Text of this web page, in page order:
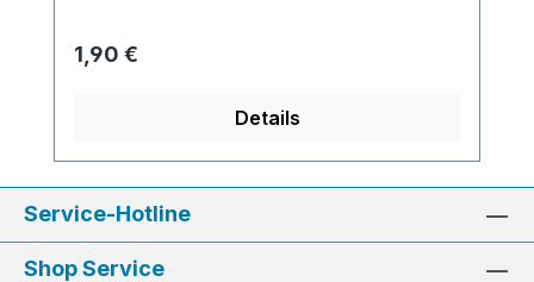
Regulärer Preis:
1,90 €
Details
Service-Hotline
Shop Service